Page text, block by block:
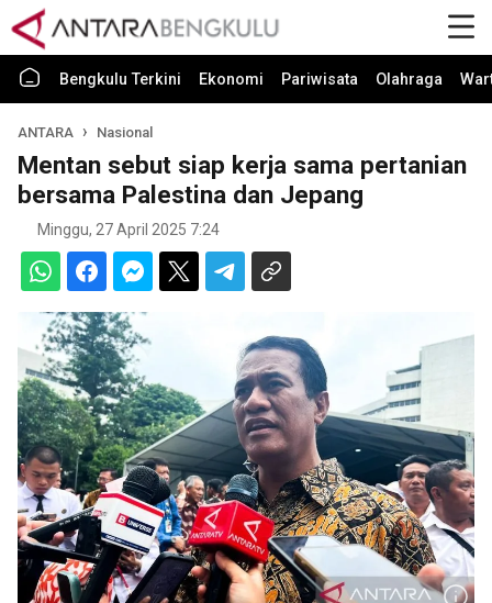
Bengkulu Terkini Ekonomi Pariwisata Olahraga
ANTARA Nasional
Mentan sebut siap kerja sama pertanian
bersama Palestina dan Jepang
Minggu, 27 April 2025 7:24